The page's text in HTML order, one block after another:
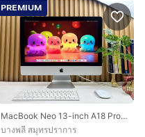
PREMIUM
MacBook Neo 13-inch A18 Pro 2026 Ram8GB SSD256GB Citrus Apple Care 21 March 2027
บางพลี สมุทรปราการ